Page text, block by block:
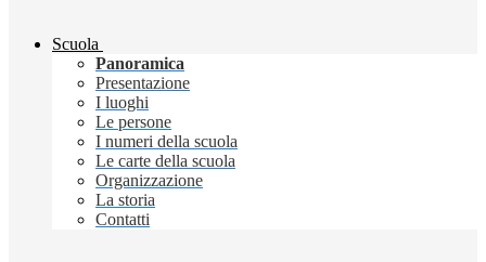
Scuola
Panoramica
Presentazione
I luoghi
Le persone
I numeri della scuola
Le carte della scuola
Organizzazione
La storia
Contatti